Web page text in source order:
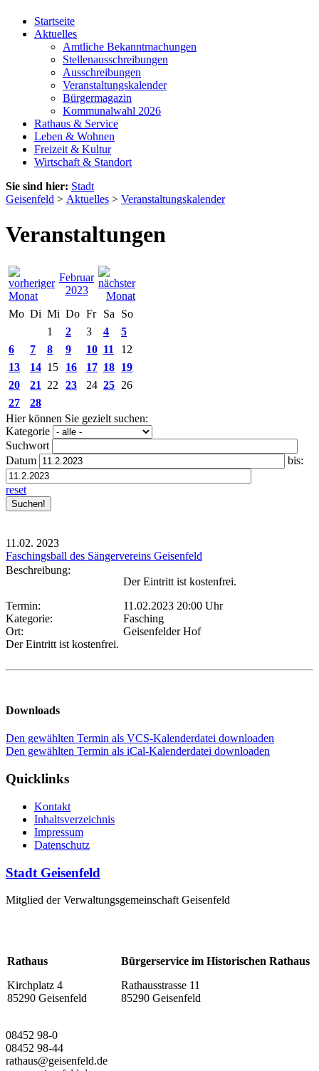
Startseite
Aktuelles
Amtliche Bekanntmachungen
Stellenausschreibungen
Ausschreibungen
Veranstaltungskalender
Bürgermagazin
Kommunalwahl 2026
Rathaus & Service
Leben & Wohnen
Freizeit & Kultur
Wirtschaft & Standort
Sie sind hier: Stadt
Geisenfeld > Aktuelles > Veranstaltungskalender
Veranstaltungen
Februar
2023
Mo Di Mi Do Fr Sa
So
1
2 3 4
5
6
7 8 9 10 11
12
13
14 15 16 17 18 19
20
21 22 23 24 25 26
27
28
Hier können Sie gezielt suchen:
Kategorie
Suchwort
Datum
bis:
reset
11.02. 2023
Faschingsball des Sängervereins Geisenfeld
Beschreibung:
Der Eintritt ist kostenfrei.
Termin:
11.02.2023 20:00 Uhr
Kategorie:
Fasching
Ort:
Geisenfelder Hof
Der Eintritt ist kostenfrei.
Downloads
Den gewählten Termin als VCS-Kalenderdatei downloaden
Den gewählten Termin als iCal-Kalenderdatei downloaden
Quicklinks
Kontakt
Inhaltsverzeichnis
Impressum
Datenschutz
Stadt Geisenfeld
Mitglied der Verwaltungsgemeinschaft Geisenfeld
Rathaus
Kirchplatz 4
85290 Geisenfeld
Bürgerservice im Historischen Rathaus
Rathausstrasse 11
85290 Geisenfeld
08452 98-0
08452 98-44
rathaus@geisenfeld.de